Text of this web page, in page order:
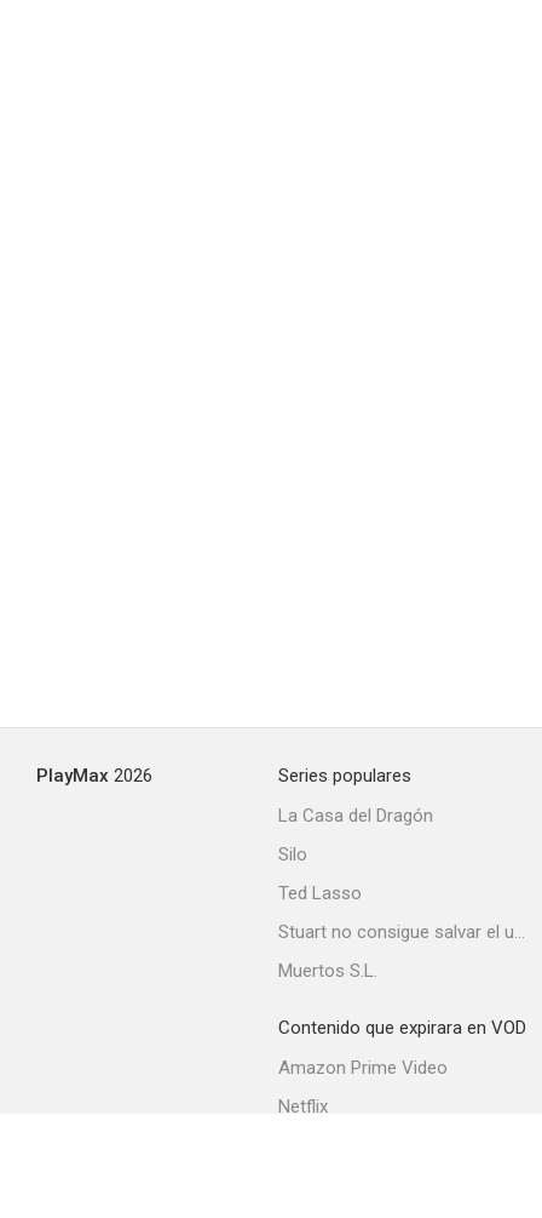
PlayMax 2026
Series populares
La Casa del Dragón
Silo
Ted Lasso
Stuart no consigue salvar el universo
Muertos S.L.
Contenido que expirara en VOD
Amazon Prime Video
Netflix